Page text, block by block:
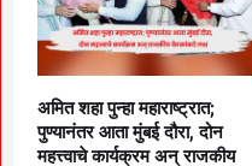
अमित शहा पुन्हा महाराष्ट्रात;
पुण्यानंतर आता मुंबई दौरा, दोन
महत्त्वाचे कार्यक्रम अन् राजकीय